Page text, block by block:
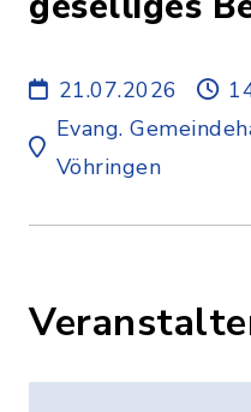
21.07.2026
Evang.
Vöhringen